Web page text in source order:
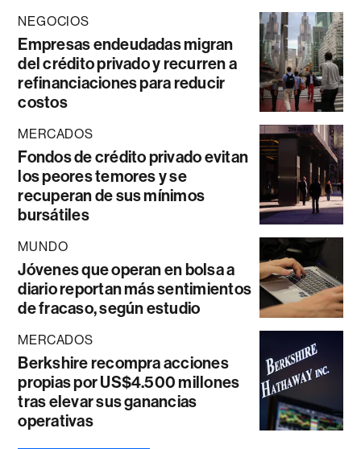
NEGOCIOS
Empresas endeudadas migran
del crédito privado y recurren a
refinanciaciones para reducir
costos
MERCADOS
Fondos de crédito privado evitan
los peores temores y se
recuperan de sus mínimos
bursátiles
MUNDO
Jóvenes que operan en bolsa a
diario reportan más sentimientos
de fracaso, según estudio
MERCADOS
Berkshire recompra acciones
propias por US$4.500 millones
tras elevar sus ganancias
operativas